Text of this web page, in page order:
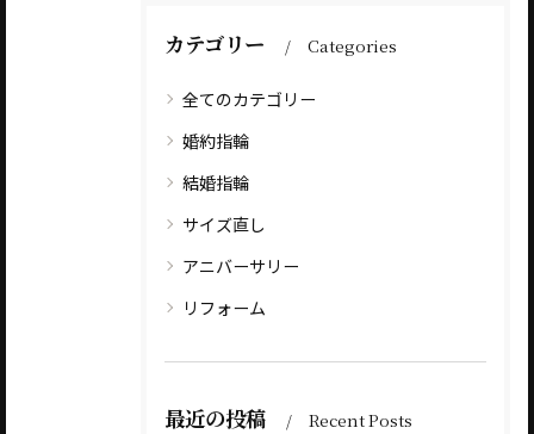
カテゴリー Categories
全てのカテゴリー
婚約指輪
結婚指輪
サイズ直し
アニバーサリー
リフォーム
最近の投稿 Recent Posts